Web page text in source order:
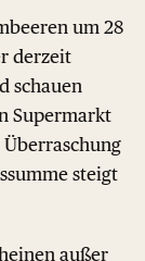
um 28
derzeit
schauen
Supermarkt
steigt
außer